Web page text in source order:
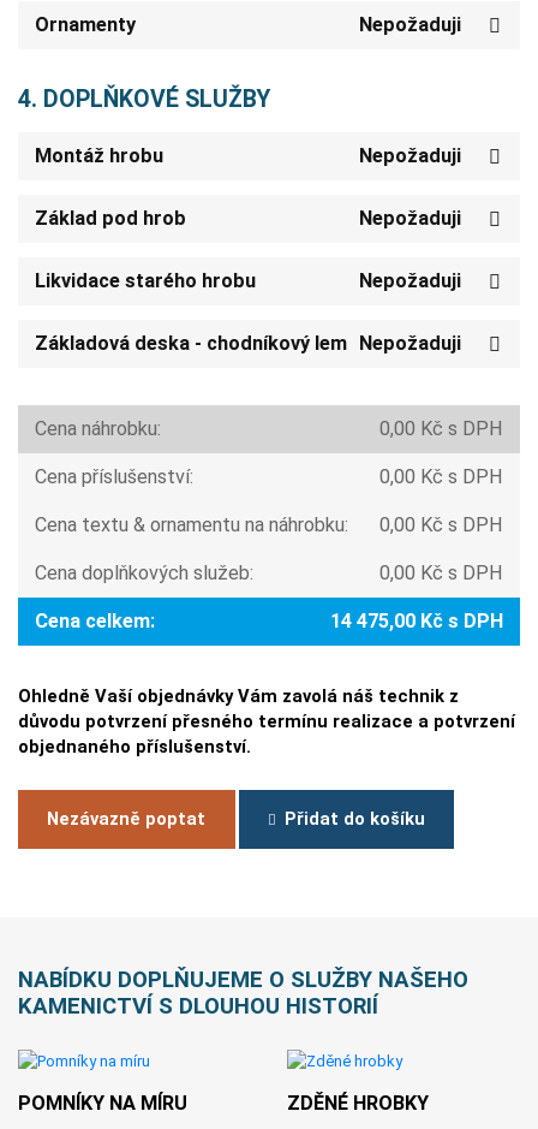
Ornamenty Nepožaduji
4. DOPLŇKOVÉ SLUŽBY
Montáž hrobu Nepožaduji
Základ pod hrob Nepožaduji
Likvidace starého hrobu Nepožaduji
Základová deska - chodníkový lem Nepožaduji
Cena náhrobku: 0,00 Kč s DPH
Cena příslušenství: 0,00 Kč s DPH
Cena textu & ornamentu na náhrobku: 0,00 Kč s DPH
Cena doplňkových služeb: 0,00 Kč s DPH
Cena celkem: 14 475,00 Kč s DPH
Ohledně Vaší objednávky Vám zavolá náš technik z
důvodu potvrzení přesného termínu realizace a potvrzení
objednaného příslušenství.
Nezávazně poptat Přidat do košíku
NABÍDKU DOPLŇUJEME O SLUŽBY NAŠEHO
KAMENICTVÍ S DLOUHOU HISTORIÍ
POMNÍKY NA MÍRU ZDĚNÉ HROBKY